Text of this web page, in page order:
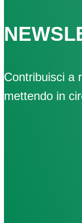
Contribuisci a
mettendo in